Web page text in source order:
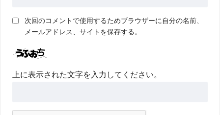
次回のコメントで使用するためブラウザーに自分の名前、
メールアドレス、サイトを保存する。
上に表示された文字を入力してください。